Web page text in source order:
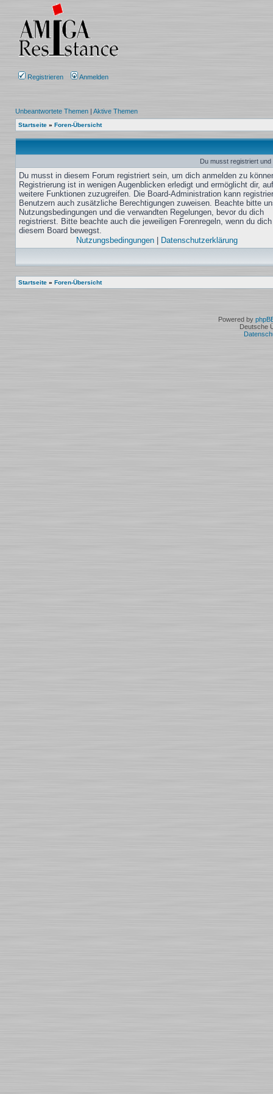
Registrieren Anmelden
Unbeantwortete Themen | Aktive Themen
Startseite » Foren-Übersicht
Du musst registriert
Du musst in diesem Forum registriert sein, um dich anmelden zu
Registrierung ist in wenigen Augenblicken erledigt und ermöglicht dir, auf
weitere Funktionen zuzugreifen. Die Board-Administration kann
Benutzern auch zusätzliche Berechtigungen zuweisen. Beachte bitte
Nutzungsbedingungen und die verwandten Regelungen, bevor du dich
registrierst. Bitte beachte auch die jeweiligen Forenregeln, wenn du
diesem Board bewegst.
Nutzungsbedingungen
Datenschutzerklärung
Startseite » Foren-Übersicht
Powered by
Deutsche